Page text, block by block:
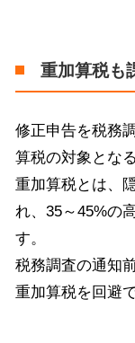
重加算税も
修正申告を税務
算税の対象とな
重加算税とは、
れ、 35～45%の
す。
税務調査の通知
重加算税を回避